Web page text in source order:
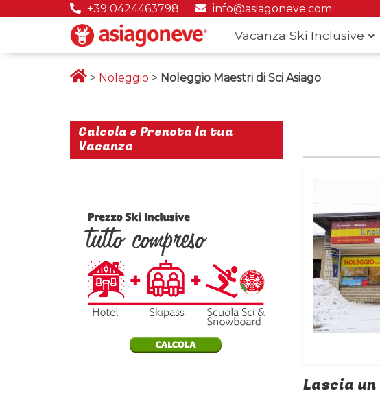
+39 0424463798 info@asiagoneve.com
Vacanza Ski Inclusive
> Noleggio > Noleggio Maestri di Sci Asiago
Lascia
Calcola e Prenota la tua
Vacanza